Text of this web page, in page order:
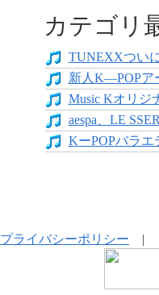
カテゴリ
TUNEXXつい
新人K―POPア
Music Kオリジ
aespa、LE
KーPOPバラエ
プライバシーポリシー